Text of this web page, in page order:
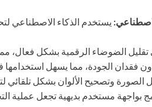
يستخدم الذكاء الاصطناعي
تقليل الضوضاء الرقمية بشكل فعال،
فقدان الجودة، مما يسهل
الصورة وتصحيح الألوان بشكل تلقائي
بواجهة مستخدم بديهية تجعل عملية